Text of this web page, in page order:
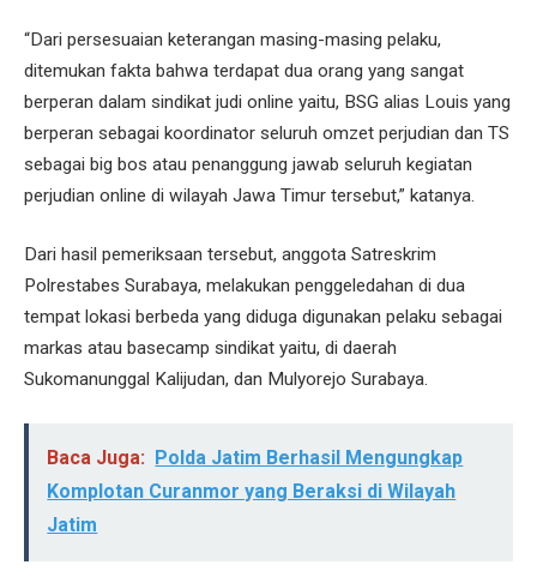
“Dari persesuaian keterangan masing-masing pelaku,
ditemukan fakta bahwa terdapat dua orang yang sangat
berperan dalam sindikat judi online yaitu, BSG alias Louis yang
berperan sebagai koordinator seluruh omzet perjudian dan TS
sebagai big bos atau penanggung jawab seluruh kegiatan
perjudian online di wilayah Jawa Timur tersebut,” katanya.
Dari hasil pemeriksaan tersebut, anggota Satreskrim
Polrestabes Surabaya, melakukan penggeledahan di dua
tempat lokasi berbeda yang diduga digunakan pelaku sebagai
markas atau basecamp sindikat yaitu, di daerah
Sukomanunggal Kalijudan, dan Mulyorejo Surabaya.
Baca Juga: Polda Jatim Berhasil Mengungkap
Komplotan Curanmor yang Beraksi di Wilayah
Jatim